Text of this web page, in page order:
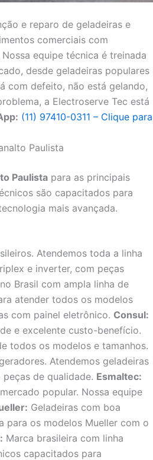
e reparo de geladeiras e
comerciais com
equipe técnica é treinada
desde geladeiras populares
com defeito, não está gelando,
a Electroserve Tec está
(11) 97410-0311 – Clique para
Paulista
Paulista para as principais
são capacitados para
mais avançada.
Atendemos toda a linha
e inverter, com peças
Brasil com ampla linha de
atender todos os modelos
com painel eletrônico. Consul:
e excelente custo-benefício.
todos os modelos e tamanhos.
Atendemos geladeiras
de qualidade. Esmaltec:
popular. Nossa equipe
Geladeiras com boa
para os modelos Mueller com o
Marca brasileira com linha
capacitados para